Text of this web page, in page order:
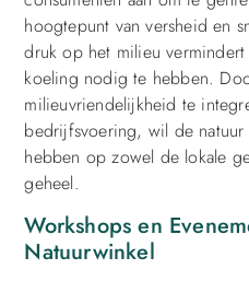
hoogtepunt van versheid en
druk op het milieu
koeling nodig te hebben.
milieuvriendelijkheid te
bedrijfsvoering, wil de
hebben op zowel de lokale
geheel.
Workshops en
Natuurwinkel